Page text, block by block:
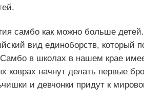
самбо как можно больше
вид единоборств, который
в школах в нашем крае
коврах начнут делать первые
и девчонки придут к